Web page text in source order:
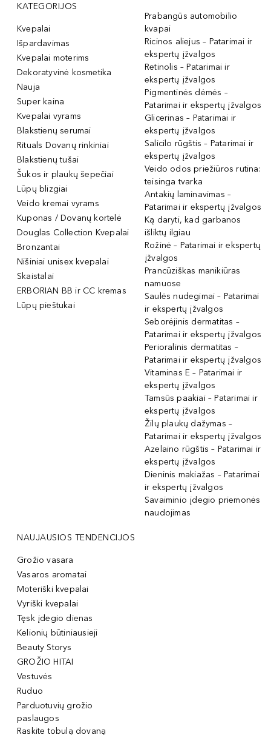
KATEGORIJOS
Kvepalai
Išpardavimas
Kvepalai moterims
Dekoratyvinė kosmetika
Nauja
Super kaina
Kvepalai vyrams
Blakstienų serumai
Rituals Dovanų rinkiniai
Blakstienų tušai
Šukos ir plaukų šepečiai
Lūpų blizgiai
Veido kremai vyrams
Kuponas / Dovanų kortelė
Douglas Collection Kvepalai
Bronzantai
Nišiniai unisex kvepalai
Skaistalai
ERBORIAN BB ir CC kremas
Lūpų pieštukai
Prabangūs automobilio
kvapai
Ricinos aliejus – Patarimai ir
ekspertų įžvalgos
Retinolis – Patarimai ir
ekspertų įžvalgos
Pigmentinės dėmės –
Patarimai ir ekspertų įžvalgos
Glicerinas – Patarimai ir
ekspertų įžvalgos
Salicilo rūgštis – Patarimai ir
ekspertų įžvalgos
Veido odos priežiūros rutina:
teisinga tvarka
Antakių laminavimas –
Patarimai ir ekspertų įžvalgos
Ką daryti, kad garbanos
išliktų ilgiau
Rožinė – Patarimai ir ekspertų
įžvalgos
Prancūziškas manikiūras
namuose
Saulės nudegimai – Patarimai
ir ekspertų įžvalgos
Seborėjinis dermatitas –
Patarimai ir ekspertų įžvalgos
Perioralinis dermatitas –
Patarimai ir ekspertų įžvalgos
Vitaminas E – Patarimai ir
ekspertų įžvalgos
Tamsūs paakiai – Patarimai ir
ekspertų įžvalgos
Žilų plaukų dažymas –
Patarimai ir ekspertų įžvalgos
Azelaino rūgštis – Patarimai ir
ekspertų įžvalgos
Dieninis makiažas – Patarimai
ir ekspertų įžvalgos
Savaiminio įdegio priemonės
naudojimas
NAUJAUSIOS TENDENCIJOS
Grožio vasara
Vasaros aromatai
Moteriški kvepalai
Vyriški kvepalai
Tęsk įdegio dienas
Kelionių būtiniausieji
Beauty Storys
GROŽIO HITAI
Vestuvės
Ruduo
Parduotuvių grožio
paslaugos
Raskite tobulą dovaną